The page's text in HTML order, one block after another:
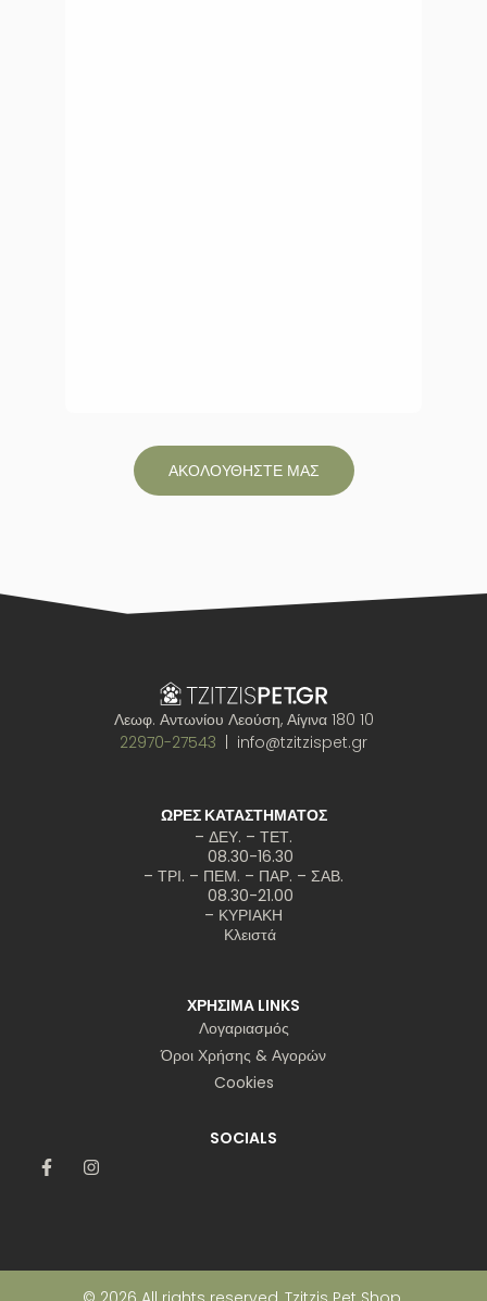
ΑΚΟΛΟΥΘΗΣΤΕ ΜΑΣ
Λεωφ. Αντωνίου Λεούση, Αίγινα 180 10
22970-27543 | info@tzitzispet.gr
ΩΡΕΣ ΚΑΤΑΣΤΗΜΑΤΟΣ
– ΔΕΥ. – ΤΕΤ.
08.30-16.30
– ΤΡΙ. – ΠΕΜ. – ΠΑΡ. – ΣΑΒ.
08.30-21.00
– ΚΥΡΙΑΚΗ
Κλειστά
ΧΡΗΣΙΜΑ LINKS
Λογαριασμός
Όροι Χρήσης & Αγορών
Cookies
SOCIALS